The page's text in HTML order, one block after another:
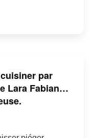
par
Lara Fabian…